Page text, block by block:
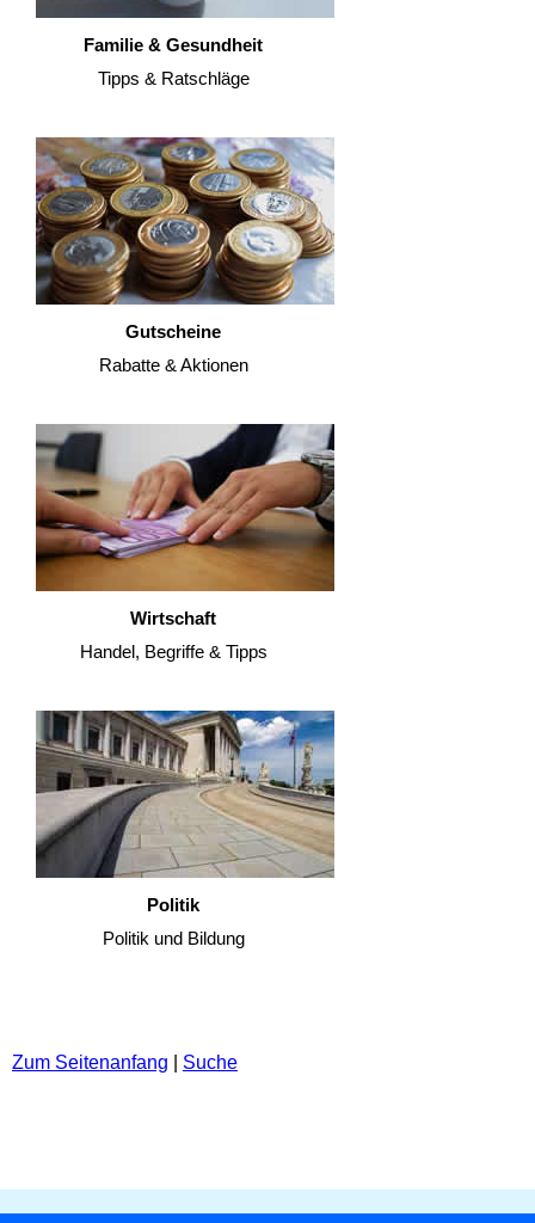
Familie & Gesundheit
Tipps & Ratschläge
Gutscheine
Rabatte & Aktionen
Wirtschaft
Handel, Begriffe & Tipps
Politik
Politik und Bildung
Zum Seitenanfang Suche